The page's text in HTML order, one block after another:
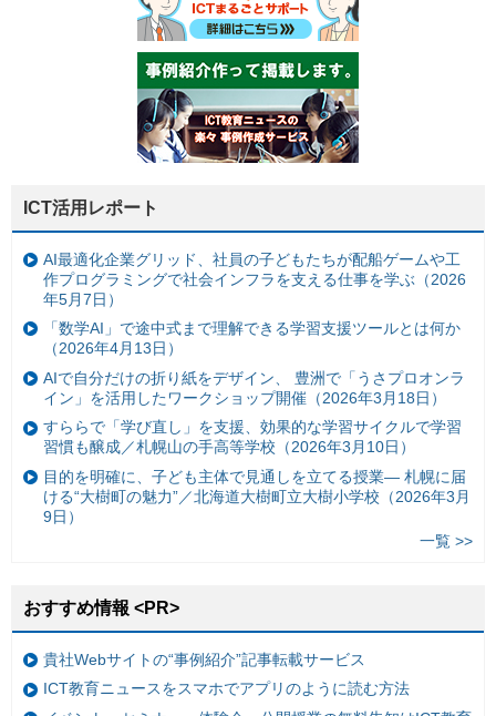
ICT活用レポート
AI最適化企業グリッド、社員の子どもたちが配船ゲームや工
作プログラミングで社会インフラを支える仕事を学ぶ（2026
年5月7日）
「数学AI」で途中式まで理解できる学習支援ツールとは何か
（2026年4月13日）
AIで自分だけの折り紙をデザイン、 豊洲で「うさプロオンラ
イン」を活用したワークショップ開催（2026年3月18日）
すららで「学び直し」を支援、効果的な学習サイクルで学習
習慣も醸成／札幌山の手高等学校（2026年3月10日）
目的を明確に、子ども主体で見通しを立てる授業— 札幌に届
ける“大樹町の魅力”／北海道大樹町立大樹小学校（2026年3月
9日）
一覧 >>
おすすめ情報 <PR>
貴社Webサイトの“事例紹介”記事転載サービス
ICT教育ニュースをスマホでアプリのように読む方法